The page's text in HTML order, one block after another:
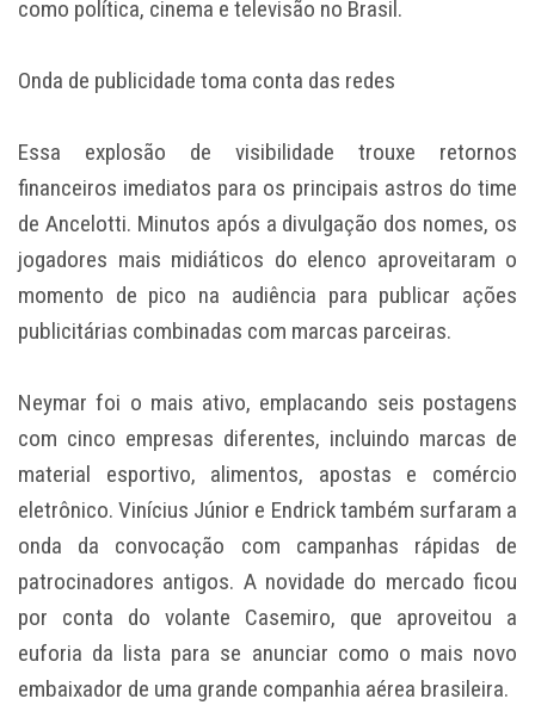
como política, cinema e televisão no Brasil.
Onda de publicidade toma conta das redes
Essa explosão de visibilidade trouxe retornos
financeiros imediatos para os principais astros do time
de Ancelotti. Minutos após a divulgação dos nomes, os
jogadores mais midiáticos do elenco aproveitaram o
momento de pico na audiência para publicar ações
publicitárias combinadas com marcas parceiras.
Neymar foi o mais ativo, emplacando seis postagens
com cinco empresas diferentes, incluindo marcas de
material esportivo, alimentos, apostas e comércio
eletrônico. Vinícius Júnior e Endrick também surfaram a
onda da convocação com campanhas rápidas de
patrocinadores antigos. A novidade do mercado ficou
por conta do volante Casemiro, que aproveitou a
euforia da lista para se anunciar como o mais novo
embaixador de uma grande companhia aérea brasileira.